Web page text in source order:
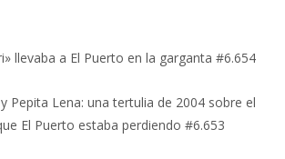
llevaba a El Puerto en la garganta #6.654
Pepita Lena: una tertulia de 2004 sobre el
El Puerto estaba perdiendo #6.653